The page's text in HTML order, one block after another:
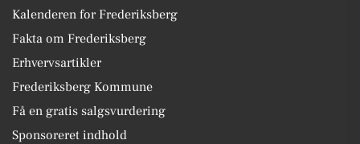
Kalenderen for Frederiksberg
Fakta om Frederiksberg
Erhvervsartikler
Frederiksberg Kommune
Få en gratis salgsvurdering
Sponsoreret indhold